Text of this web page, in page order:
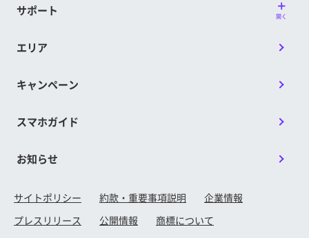
サポート 開く
エリア
キャンペーン
スマホガイド
お知らせ
サイトポリシー 約款・重要事項説明
企業情報
プレスリリース
公開情報
商標について